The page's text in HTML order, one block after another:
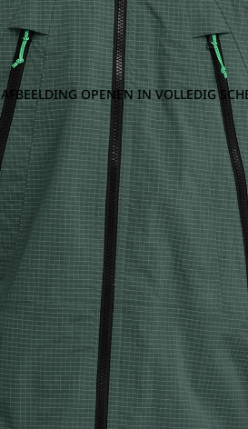
AFBEELDING OPENEN IN VOLLEDIG